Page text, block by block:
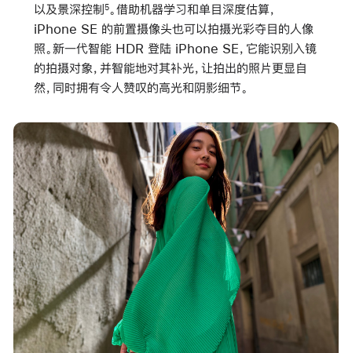
以及景深控制 5。借助机器学习和单目深度估算，
iPhone SE 的前置摄像头也可以拍摄光彩夺目的人像
照。新一代智能 HDR 登陆 iPhone SE，它能识别入镜
的拍摄对象，并智能地对其补光，让拍出的照片更显自
然，同时拥有令人赞叹的高光和阴影细节。